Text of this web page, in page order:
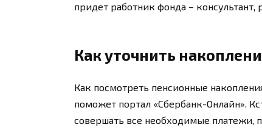
придет работник фонда –
Как уточнить
Как посмотреть пенсионные
поможет портал «Сбербанк-Онлайн».
совершать все необходимые платежи,